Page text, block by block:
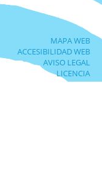
MAPA WEB
ACCESIBILIDAD WEB
AVISO LEGAL
LICENCIA